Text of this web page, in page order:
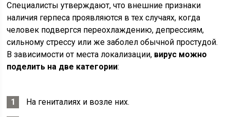
Специалисты утверждают, что внешние признаки
наличия герпеса проявляются в тех случаях, когда
человек подвергся переохлаждению, депрессиям,
сильному стрессу или же заболел обычной простудой.
В зависимости от места локализации, вирус можно
поделить на две категории:
На гениталиях и возле них.